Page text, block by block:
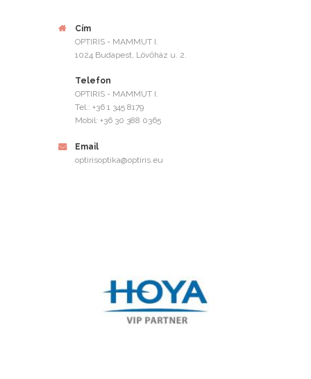
Cím
OPTIRIS - MAMMUT I.
1024 Budapest, Lövőház u. 2.
Telefon
OPTIRIS - MAMMUT I.
Tel.: +36 1 345 8179
Mobil: +36 30 388 0365
Email
optirisoptika@optiris.eu